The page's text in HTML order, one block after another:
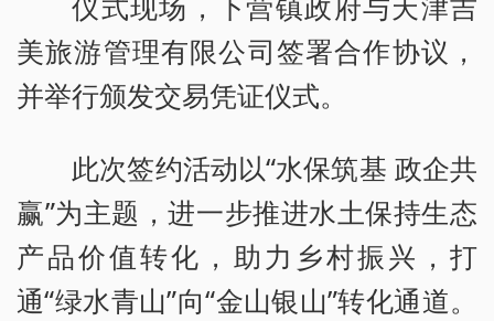
美旅游管理有限公司签署合作协议，
并举行颁发交易凭证仪式。
此次签约活动以“水保筑基 政企共
赢”为主题，进一步推进水土保持生态
产品价值转化，助力乡村振兴，打
通“绿水青山”向“金山银山”转化通道。